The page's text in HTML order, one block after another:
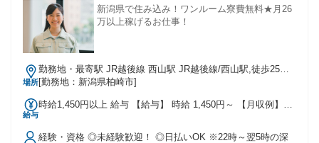
新潟県で住み込み！ワンルーム寮費無料★月26
万以上稼げるお仕事！
場所
勤務地・最寄駅 JR越後線 西山駅 JR越後線/西山駅,徒歩25分
※北陸自動車道西山ICから車で1分 ※最寄り停留所から徒歩で
[勤務地：新潟県柏崎市]
給与
時給1,450円以上 給与 【給与】 時給 1,450円～ 【月収例】
【交通費】 ※月3万円まで支給
経験・資格 ◎未経験歓迎！ ◎日払いOK ※22時～翌5時の深